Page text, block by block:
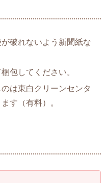
破れないよう新聞紙な
包してください。
は東白クリーンセンタ
す（有料）。